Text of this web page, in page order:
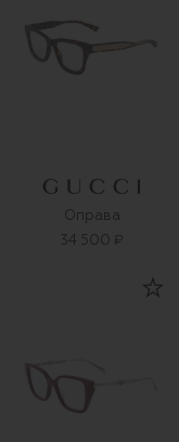
Оправа
34 500 ₽